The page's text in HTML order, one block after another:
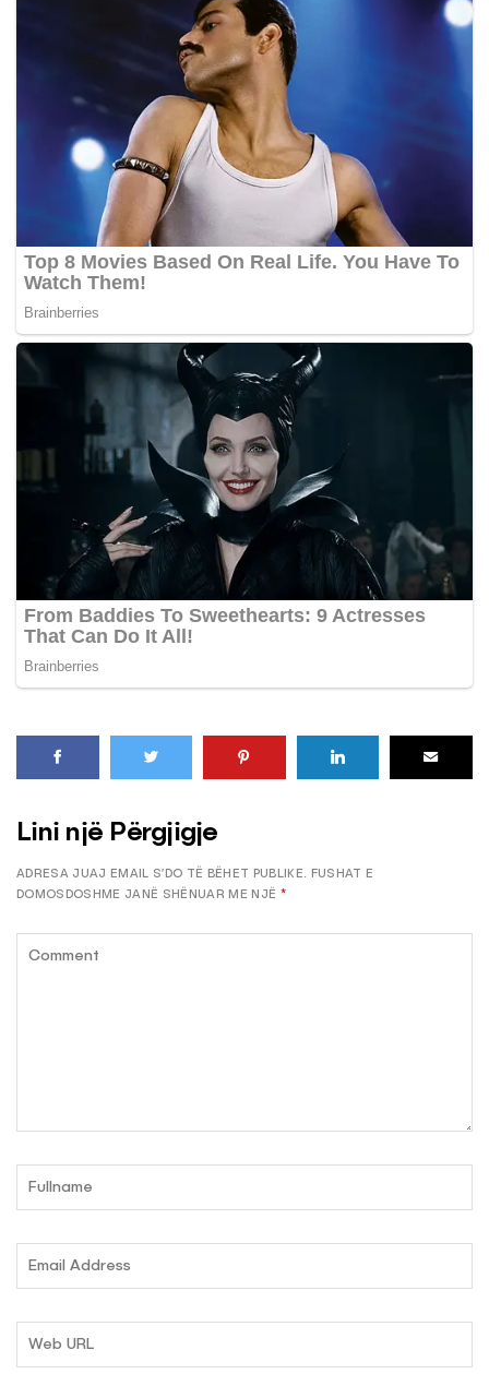
Lini një Përgjigje
ADRESA JUAJ EMAIL S’DO TË BËHET PUBLIKE. FUSHAT E
DOMOSDOSHME JANË SHËNUAR ME NJË *